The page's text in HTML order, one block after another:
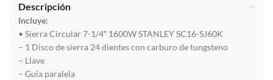
Descripción
Incluye:
• Sierra Circular 7-1/4″ 1600W STANLEY SC16-SJ60K
– 1 Disco de sierra 24 dientes con carburo de tungsteno
– Llave
– Guía paralela